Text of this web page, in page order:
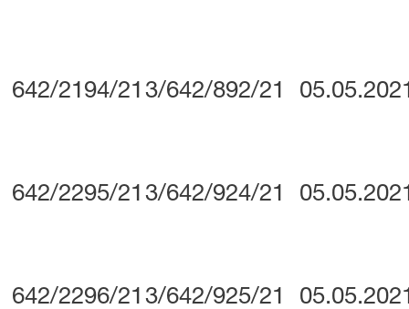
642/2194/21 3/642/892/21
642/2295/21 3/642/924/21
642/2296/21 3/642/925/21